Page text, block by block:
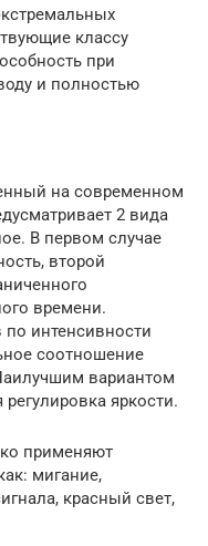
классу
при
и полностью
на современном
2 вида
В первом случае
второй
времени.
интенсивности
соотношение
вариантом
яркости.
применяют
мигание,
красный свет,